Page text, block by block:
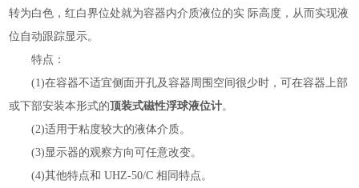
转为白色，红白界位处就为容器内介质液位的实 际高度，从而实现液
位自动跟踪显示。
特点：
(1)在容器不适宜侧面开孔及容器周围空间很少时，可在容器上部
或下部安装本形式的顶装式磁性浮球液位计。
(2)适用于粘度较大的液体介质。
(3)显示器的观察方向可任意改变。
(4)其他特点和 UHZ-50/C 相同特点。